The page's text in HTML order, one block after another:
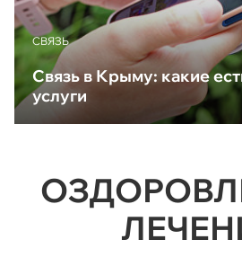
CВЯЗЬ
Связь в Крыму: какие
услуги